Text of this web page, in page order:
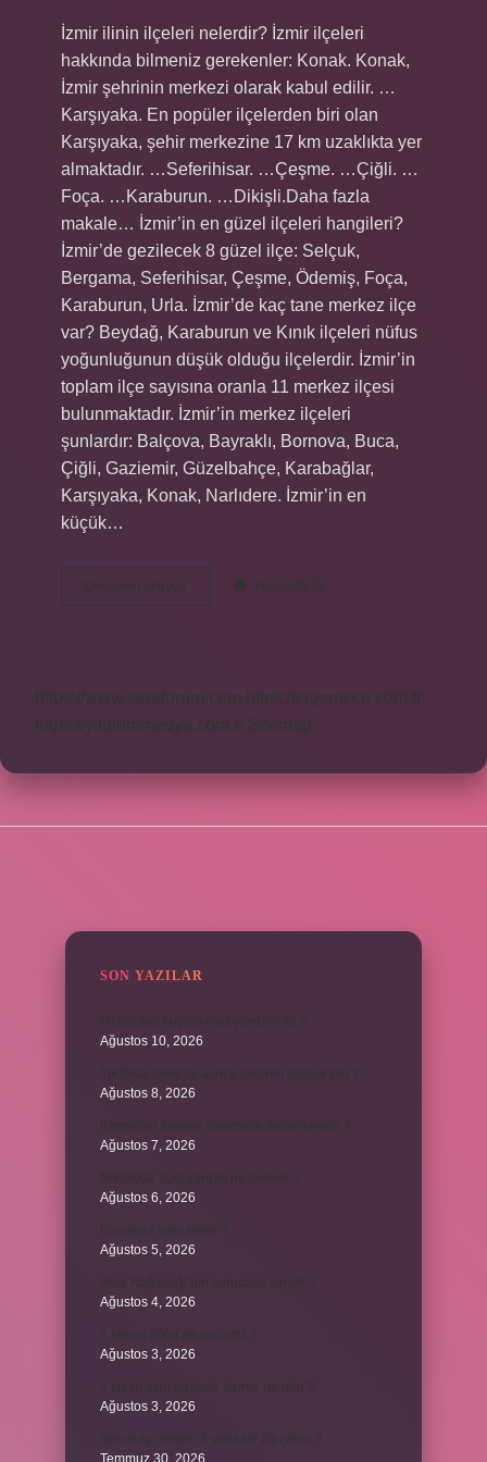
İzmir ilinin ilçeleri nelerdir? İzmir ilçeleri
hakkında bilmeniz gerekenler: Konak. Konak,
İzmir şehrinin merkezi olarak kabul edilir. …
Karşıyaka. En popüler ilçelerden biri olan
Karşıyaka, şehir merkezine 17 km uzaklıkta yer
almaktadır. …Seferihisar. …Çeşme. …Çiğli. …
Foça. …Karaburun. …Dikişli.Daha fazla
makale… İzmir’in en güzel ilçeleri hangileri?
İzmir’de gezilecek 8 güzel ilçe: Selçuk,
Bergama, Seferihisar, Çeşme, Ödemiş, Foça,
Karaburun, Urla. İzmir’de kaç tane merkez ilçe
var? Beydağ, Karaburun ve Kınık ilçeleri nüfus
yoğunluğunun düşük olduğu ilçelerdir. İzmir’in
toplam ilçe sayısına oranla 11 merkez ilçesi
bulunmaktadır. İzmir’in merkez ilçeleri
şunlardır: Balçova, Bayraklı, Bornova, Buca,
Çiğli, Gaziemir, Güzelbahçe, Karabağlar,
Karşıyaka, Konak, Narlıdere. İzmir’in en
küçük…
Devamını okuyun
Ilçeleri
Yorum Bırak
https://www.seraforum.com
https://cigerricco.com.tr
https://yildirimmedya.com.tr Sitemap
SON YAZILAR
Ağustos 10, 2026
Ağustos 8, 2026
Ağustos 7, 2026
Ağustos 6, 2026
Ağustos 5, 2026
Ağustos 4, 2026
Ağustos 3, 2026
Ağustos 3, 2026
Temmuz 30, 2026